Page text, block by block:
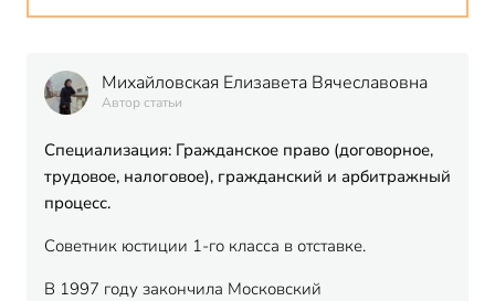
Михайловская Елизавета Вячеславовна
Автор статьи
Специализация: Гражданское право (договорное,
трудовое, налоговое), гражданский и арбитражный
процесс.
Советник юстиции 1-го класса в отставке.
В 1997 году закончила Московский